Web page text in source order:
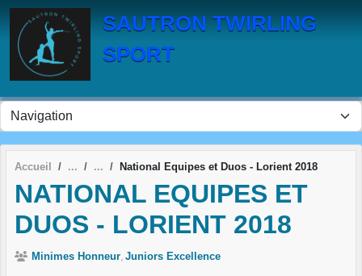
SAUTRON TWIRLING
SPORT
Accueil National Equipes et Duos - Lorient 2018
NATIONAL EQUIPES ET
DUOS - LORIENT 2018
Minimes Honneur Juniors Excellence
Panneau de gestion des cookies